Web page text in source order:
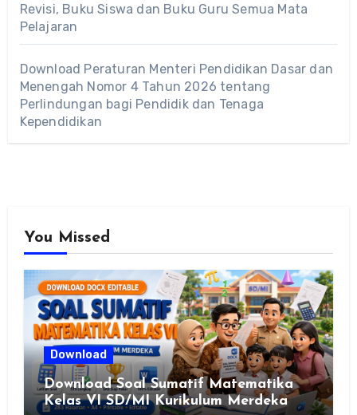
Revisi, Buku Siswa dan Buku Guru Semua Mata
Pelajaran
Download Peraturan Menteri Pendidikan Dasar dan
Menengah Nomor 4 Tahun 2026 tentang
Perlindungan bagi Pendidik dan Tenaga
Kependidikan
You Missed
Download
Download Soal Sumatif Matematika
Kelas VI SD/MI Kurikulum Merdeka